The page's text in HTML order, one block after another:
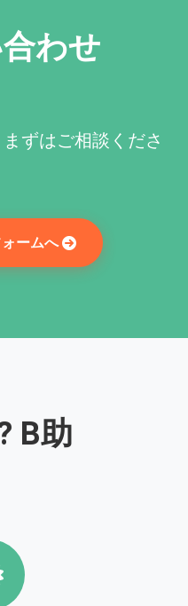
わせ
ずはご相談くださ
ームへ
B助